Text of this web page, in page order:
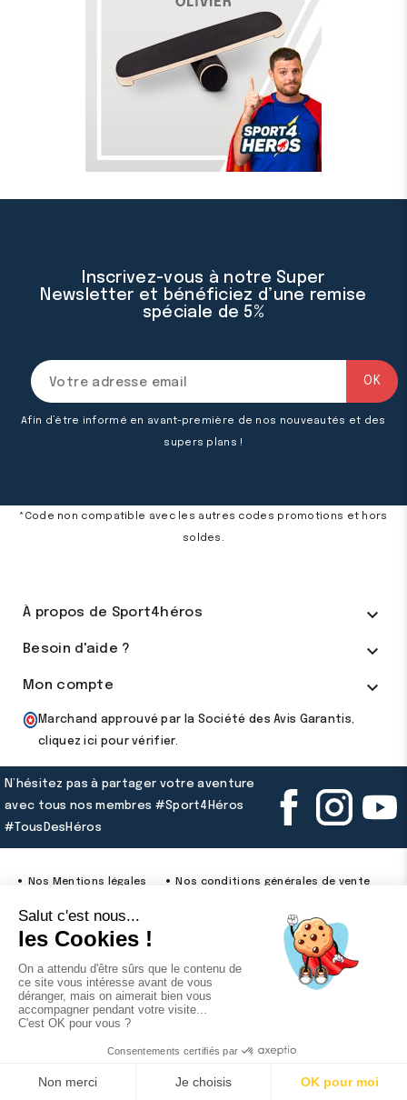
Inscrivez-vous à notre Super
Newsletter et bénéficiez d’une remise
spéciale de 5%
Afin d’être informé en avant-première de nos nouveautés et des
supers plans !
*Code non compatible avec les autres codes promotions et hors
soldes.
À propos de Sport4héros 
Besoin d'aide ? 
Mon compte 
Marchand approuvé par la Société des Avis Garantis,
cliquez ici pour vérifier.
N’hésitez pas à partager votre aventure
avec tous nos membres #Sport4Héros
#TousDesHéros
Nos Mentions légales Nos conditions générales de vente
Notre politique de confidentialité
© 2026 - Sport4heros